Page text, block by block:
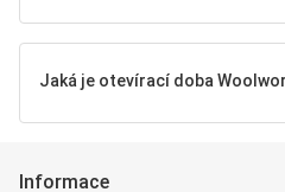
Jaká je otevírací doba
Informace